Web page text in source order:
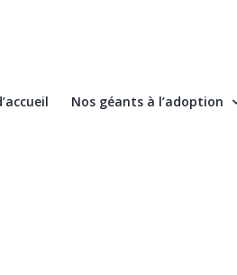
Nos géants à l’adoption